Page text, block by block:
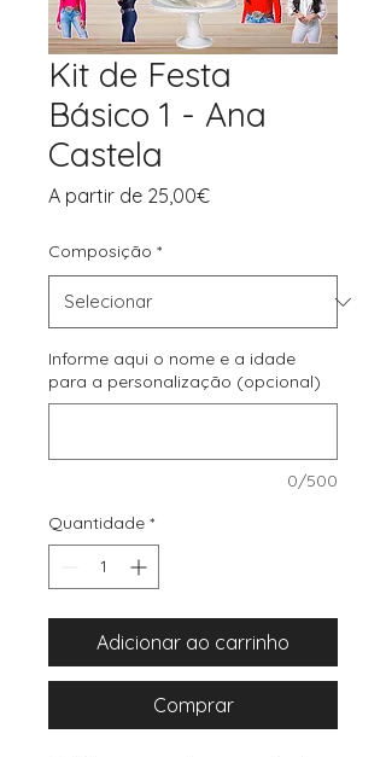
Kit de Festa
Básico 1 - Ana
Castela
A partir de 25,00€Preço
Composição *
Informe aqui o nome e a idade
para a personalização (opcional)
0/500
Quantidade *
Adicionar ao carrinho
Comprar